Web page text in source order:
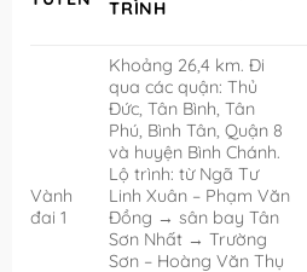
TRÌNH
Vành
đai 1
Khoảng 26,4 km. Đi
qua các quận: Thủ
Đức, Tân Bình, Tân
Phú, Bình Tân, Quận 8
và huyện Bình Chánh.
Lộ trình: từ Ngã Tư
Linh Xuân – Phạm Văn
Đồng → sân bay Tân
Sơn Nhất → Trường
Sơn – Hoàng Văn Thụ